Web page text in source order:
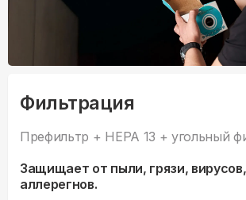
Фильтрация
Префильтр + HEPA 13 + угольный
Защищает от пыли, грязи,
аллерегнов.